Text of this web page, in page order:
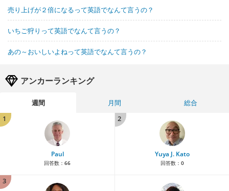
売り上げが２倍になるって英語でなんて言うの？
いちご狩りって英語でなんて言うの？
あの～おいしいよねって英語でなんて言うの？
アンカーランキング
週間 月間
総合
1
Paul
回答数： 66
2
Yuya J. Kato
回答数： 0
3